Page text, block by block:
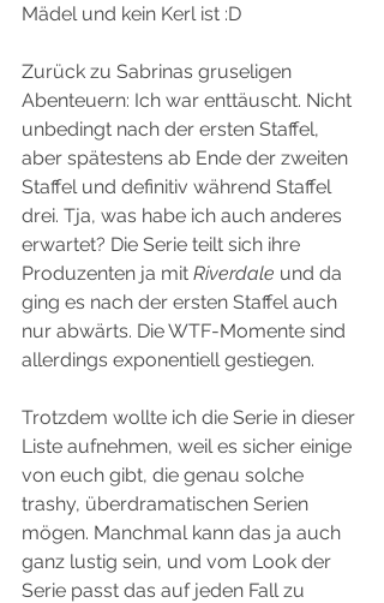
Mädel und kein Kerl ist :D
Zurück zu Sabrinas gruseligen
Abenteuern: Ich war enttäuscht. Nicht
unbedingt nach der ersten Staffel,
aber spätestens ab Ende der zweiten
Staffel und definitiv während Staffel
drei. Tja, was habe ich auch anderes
erwartet? Die Serie teilt sich ihre
Produzenten ja mit Riverdale und da
ging es nach der ersten Staffel auch
nur abwärts. Die WTF-Momente sind
allerdings exponentiell gestiegen.
Trotzdem wollte ich die Serie in dieser
Liste aufnehmen, weil es sicher einige
von euch gibt, die genau solche
trashy, überdramatischen Serien
mögen. Manchmal kann das ja auch
ganz lustig sein, und vom Look der
Serie passt das auf jeden Fall zu